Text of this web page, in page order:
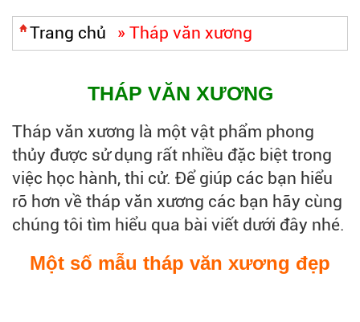
Trang chủ » Tháp văn xương
THÁP VĂN XƯƠNG
Tháp văn xương là một vật phẩm phong
thủy được sử dụng rất nhiều đặc biệt trong
việc học hành, thi cử. Để giúp các bạn hiểu
rõ hơn về tháp văn xương các bạn hãy cùng
chúng tôi tìm hiểu qua bài viết dưới đây nhé.
Một số mẫu tháp văn xương đẹp